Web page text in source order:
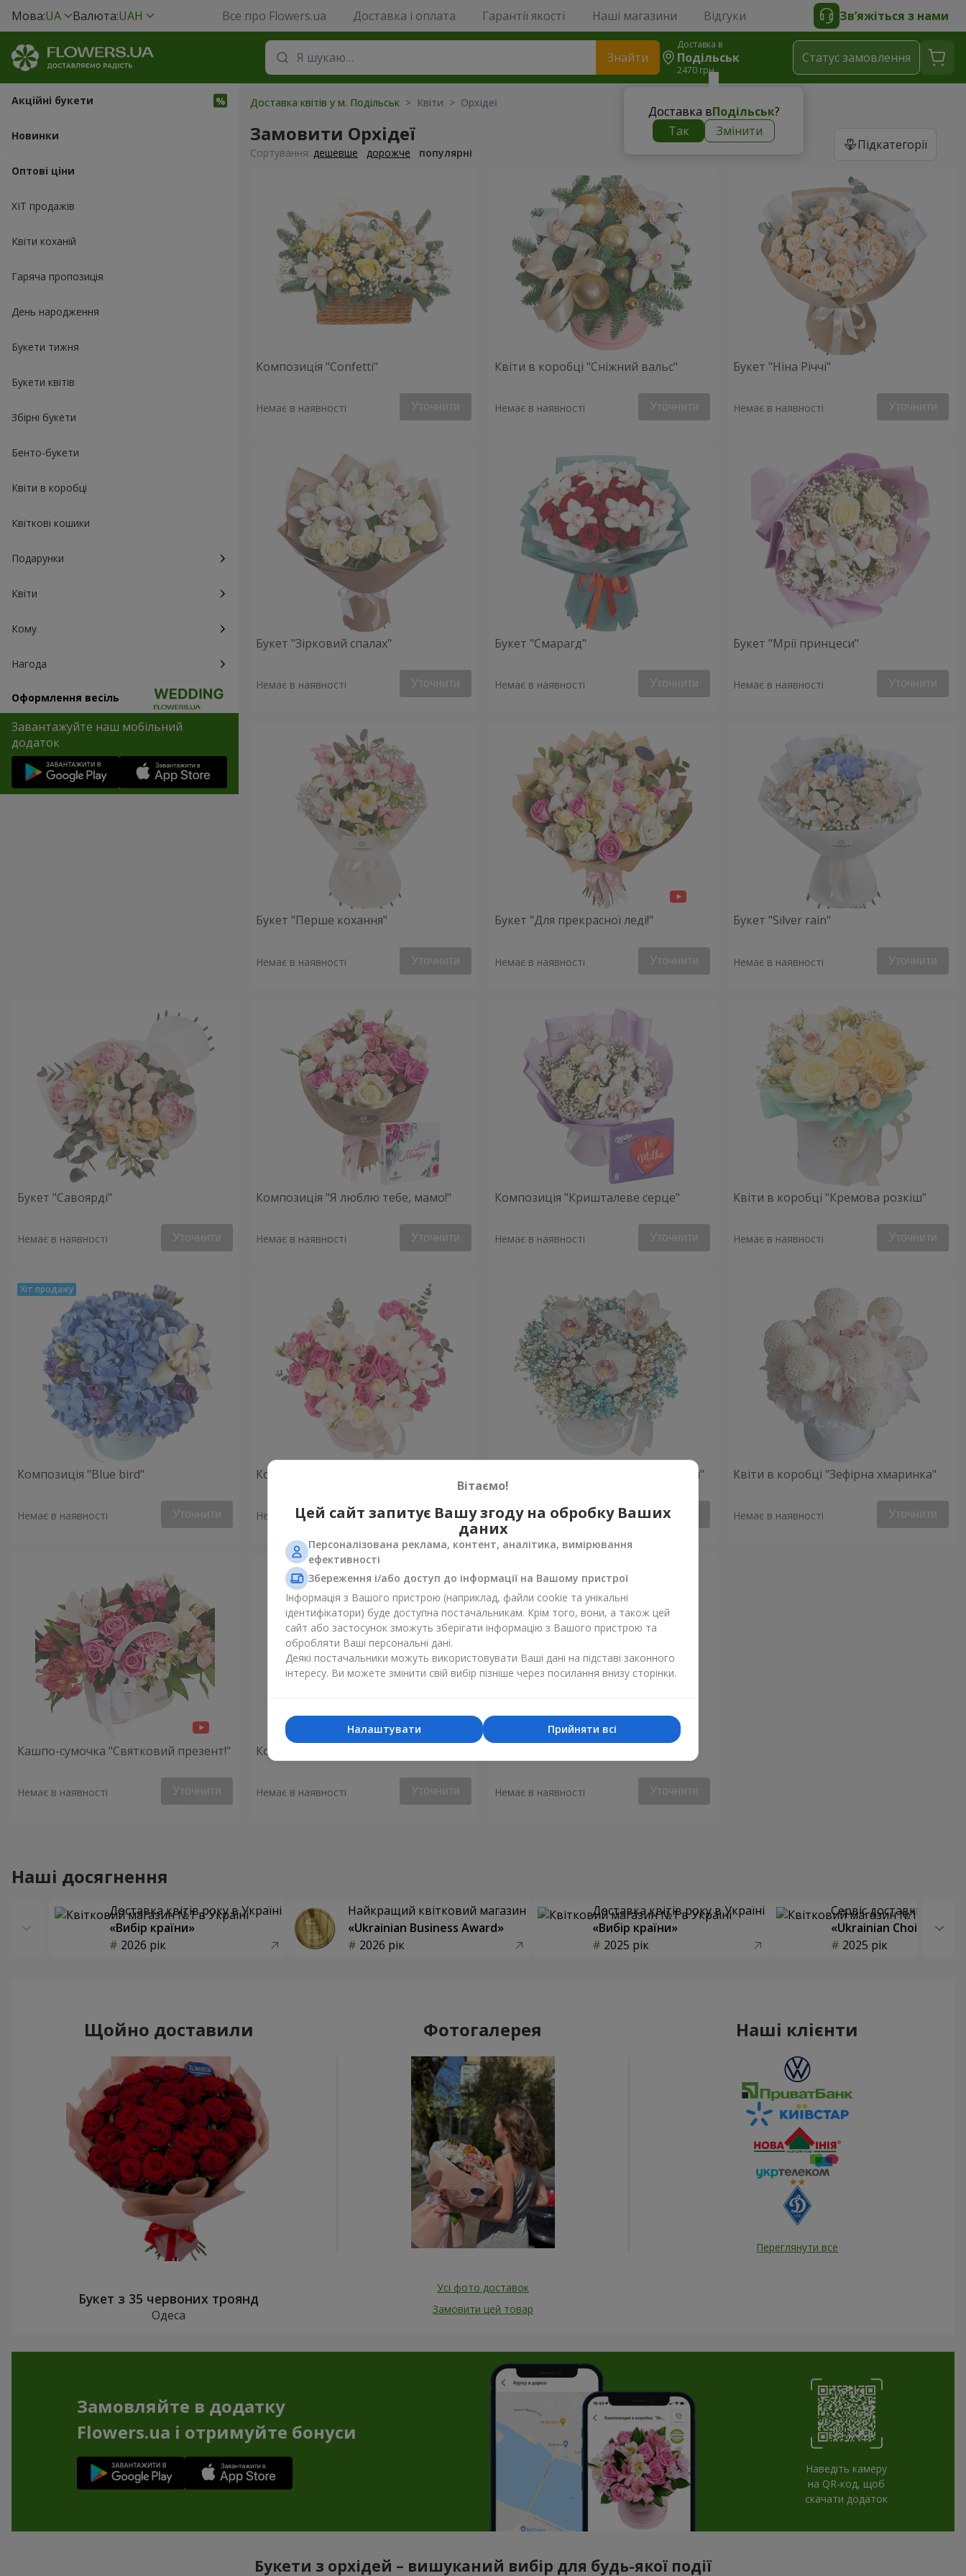
Мова:UA Валюта:UAH Все про Flowers.ua Доставка і оплата Гарантії якості Наші магазини Відгуки Зв’яжіться з нами
Знайти
Доставка в
Подільськ
2470 грн
Доставка вПодільськ?
Так
Змінити
Статус замовлення
Акційні букети
Новинки
Оптові ціни
ХІТ продажів
Квіти коханій
Гаряча пропозиція
День народження
Букети тижня
Букети квітів
Збірні букети
Бенто-букети
Квіти в коробці
Квіткові кошики
Подарунки
Квіти
Кому
Нагода
Оформлення весіль
Завантажуйте наш мобільний
додаток
Доставка квітів у м. Подільськ > Квіти > Орхідеї
Замовити Орхідеї Підкатегорії
Сортування: дешевше дорожче популярні
Композиція "Confetti"
Немає в наявності Уточнити
Квіти в коробці "Сніжний вальс"
Немає в наявності Уточнити
Букет "Ніна Річчі"
Немає в наявності Уточнити
Букет "Зірковий спалах"
Немає в наявності Уточнити
Букет "Смарагд"
Немає в наявності Уточнити
Букет "Мрії принцеси"
Немає в наявності Уточнити
Букет "Перше кохання"
Немає в наявності Уточнити
Букет "Для прекрасної леді!"
Немає в наявності Уточнити
Букет "Silver rain"
Немає в наявності Уточнити
Букет "Савоярді"
Немає в наявності Уточнити
Композиція "Я люблю тебе, мамо!"
Немає в наявності Уточнити
Композиція "Кришталеве серце"
Немає в наявності Уточнити
Квіти в коробці "Кремова розкіш"
Немає в наявності Уточнити
Композиція "Blue bird"
Немає в наявності Уточнити
Композиція "Квітка Цісик"
Немає в наявності Уточнити
Квіти в коробці "Райдужний настрій"
Немає в наявності Уточнити
Квіти в коробці "Зефірна хмаринка"
Немає в наявності Уточнити
Кашпо-сумочка "Святковий презент!"
Немає в наявності Уточнити
Композиція "Монако"
Немає в наявності Уточнити Немає в наявності Уточнити
Наші досягнення
Доставка квітів року в Україні
«Вибір країни»
2026 рік
Найкращий квітковий магазин
«Ukrainian Business Award»
2026 рік
Доставка квітів року в Україні
«Вибір країни»
2025 рік
Сервіс доставки квітів
«Ukrainian Choice»
2025 рік
Щойно доставили
Букет з 35 червоних троянд
Одеса
Фотогалерея
Усі фото доставок
Замовити цей товар
Наші клієнти
Переглянути все
Замовляйте в додатку
Flowers.ua і отримуйте бонуси
Наведіть камеру
на QR-код, щоб
скачати додаток
Букети з орхідей – вишуканий вибір для будь-якої події
Вітаємо!
Цей сайт запитує Вашу згоду на обробку Ваших
даних
Персоналізована реклама, контент, аналітика, вимірювання
ефективності
Збереження і/або доступ до інформації на Вашому пристрої
Інформація з Вашого пристрою (наприклад, файли cookie та унікальні
ідентифікатори) буде доступна постачальникам. Крім того, вони, а також цей
сайт або застосунок зможуть зберігати інформацію з Вашого пристрою та
обробляти Ваші персональні дані.
Деякі постачальники можуть використовувати Ваші дані на підставі законного
інтересу. Ви можете змінити свій вибір пізніше через посилання внизу сторінки.
Прийняти всі
Налаштувати